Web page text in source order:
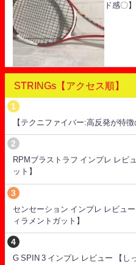
ド感〇】
STRINGs【アクセス順】
【テクニファイバー:高反発が特
RPMブラストラフ インプレ レビ
ット】
センセーション インプレ レビュ
ィラメントガット】
G SPIN 3 インプレ レビュー 【し